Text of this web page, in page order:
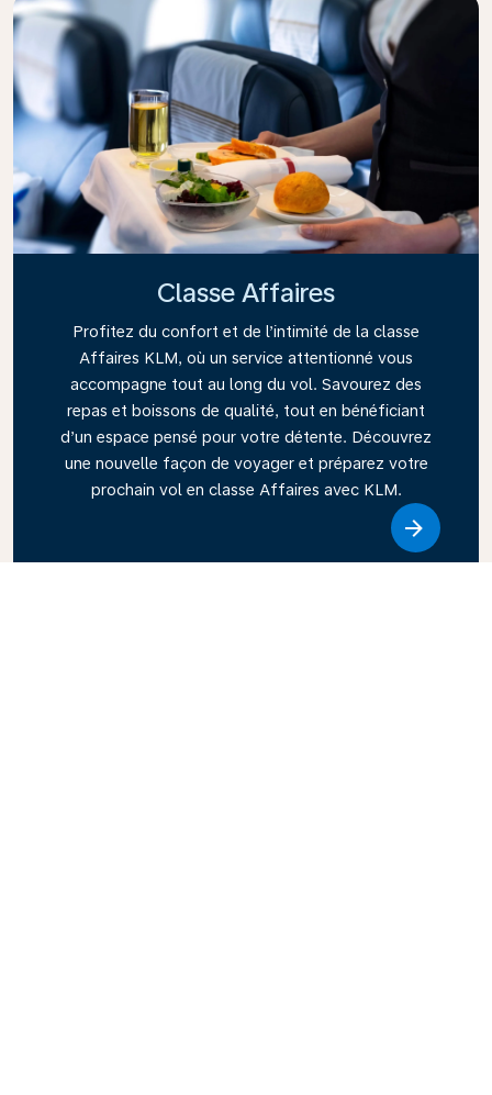
Classe Affaires
Profitez du confort et de l’intimité de la classe
Affaires KLM, où un service attentionné vous
accompagne tout au long du vol. Savourez des
repas et boissons de qualité, tout en bénéficiant
d’un espace pensé pour votre détente. Découvrez
une nouvelle façon de voyager et préparez votre
prochain vol en classe Affaires avec KLM.